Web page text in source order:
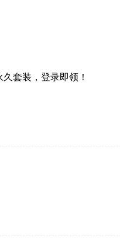
套装，登录即领！